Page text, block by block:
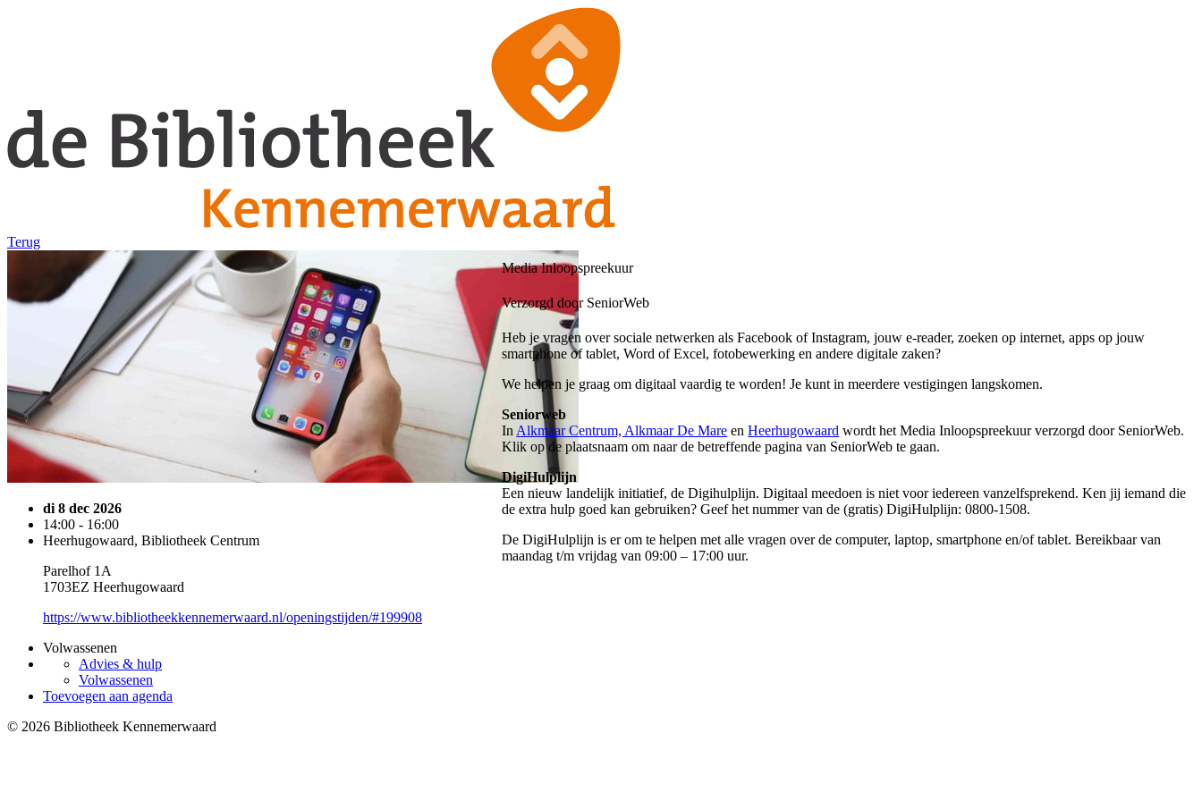
Terug
di 8 dec 2026
14:00 - 16:00
Heerhugowaard, Bibliotheek Centrum
Parelhof 1A
1703EZ Heerhugowaard
https://www.bibliotheekkennemerwaard.nl/openingstijden/#199908
Volwassenen
Advies & hulp
Volwassenen
Toevoegen aan agenda
Media Inloopspreekuur
Verzorgd door SeniorWeb
Heb je vragen over sociale netwerken als Facebook of Instagram, jouw e-reader, zoeken op internet, apps op jouw
smartphone of tablet, Word of Excel, fotobewerking en andere digitale zaken?
We helpen je graag om digitaal vaardig te worden! Je kunt in meerdere vestigingen langskomen.
Seniorweb
In Alkmaar Centrum, Alkmaar De Mare enHeerhugowaard wordt het Media Inloopspreekuur verzorgd door SeniorWeb.
Klik op de plaatsnaam om naar de betreffende pagina van SeniorWeb te gaan.
DigiHulplijn
Een nieuw landelijk initiatief, de Digihulplijn. Digitaal meedoen is niet voor iedereen vanzelfsprekend. Ken jij iemand die
de extra hulp goed kan gebruiken? Geef het nummer van de (gratis) DigiHulplijn: 0800-1508.
De DigiHulplijn is er om te helpen met alle vragen over de computer, laptop, smartphone en/of tablet. Bereikbaar van
maandag t/m vrijdag van 09:00 – 17:00 uur.
© 2026 Bibliotheek Kennemerwaard